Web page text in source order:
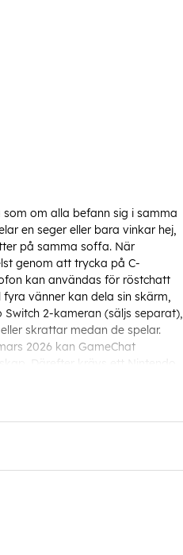
om alla befann sig i samma
en seger eller bara vinkar hej,
på samma soffa. När
genom att trycka på C-
kan användas för röstchatt
vänner kan dela sin skärm,
2-kameran (säljs separat),
skrattar medan de spelar.
2026 kan GameChat
Därefter krävs ett Nintendo
vänlista. Säkerhetsfunktioner
till exempel möjligheten att
den viktiga roll som föräldrar
en uppdaterad version av